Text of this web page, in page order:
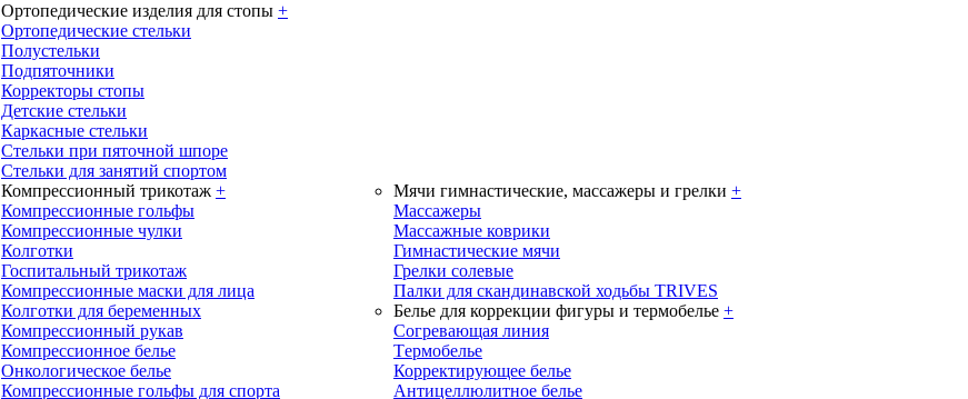
Ортопедические изделия для стопы +
Ортопедические стельки
Полустельки
Подпяточники
Корректоры стопы
Детские стельки
Каркасные стельки
Стельки при пяточной шпоре
Стельки для занятий спортом
Компрессионный трикотаж +
Компрессионные гольфы
Компрессионные чулки
Колготки
Госпитальный трикотаж
Компрессионные маски для лица
Колготки для беременных
Компрессионный рукав
Компрессионное белье
Онкологическое белье
Компрессионные гольфы для спорта
Мячи гимнастические, массажеры и грелки +
Массажеры
Массажные коврики
Гимнастические мячи
Грелки солевые
Палки для скандинавской ходьбы TRIVES
Белье для коррекции фигуры и термобелье +
Cогревающая линия
Tермобелье
Корректирующее белье
Антицеллюлитное белье